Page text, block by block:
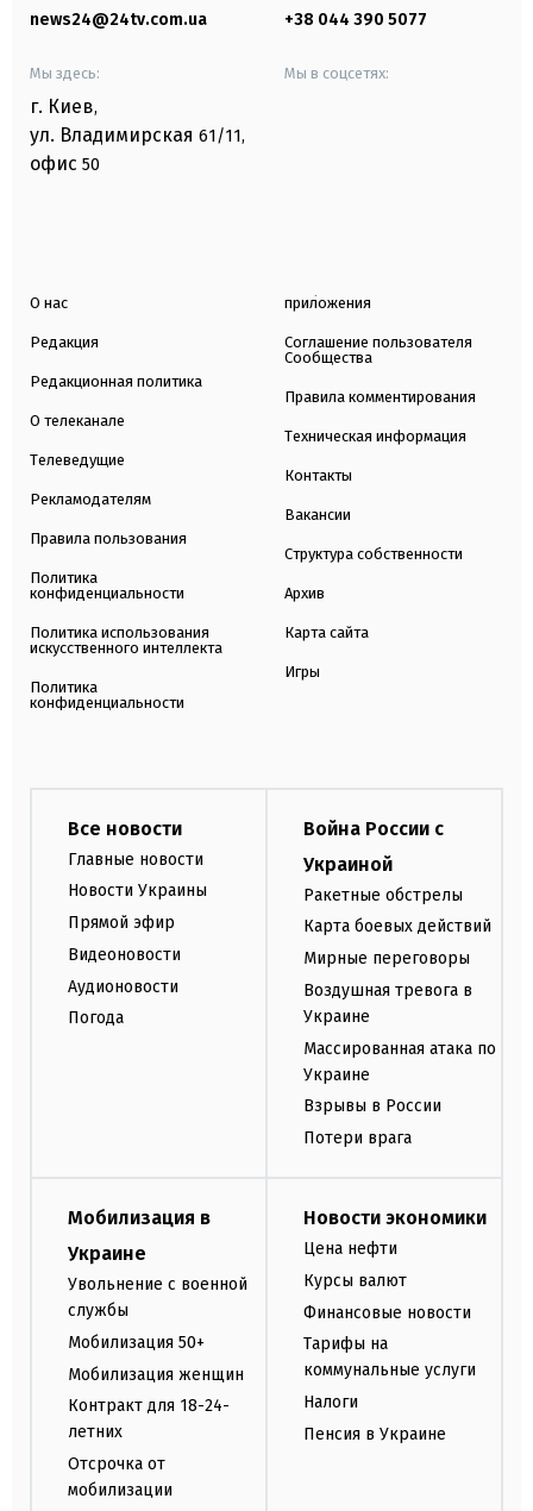
news24@24tv.com.ua +38 044 390 5077
Мы здесь:
г. Киев,
ул. Владимирская 61/11,
офис 50
Мы в соцсетях:
О нас
Редакция
Редакционная политика
О телеканале
Телеведущие
Рекламодателям
Правила пользования
Политика
конфиденциальности
Политика использования
искусственного интеллекта
Политика
конфиденциальности
приложения
Соглашение пользователя
Сообщества
Правила комментирования
Техническая информация
Контакты
Вакансии
Структура собственности
Архив
Карта сайта
Игры
Все новости
Главные новости
Новости Украины
Прямой эфир
Видеоновости
Аудионовости
Погода
Война России с
Украиной
Ракетные обстрелы
Карта боевых действий
Мирные переговоры
Воздушная тревога в
Украине
Массированная атака по
Украине
Взрывы в России
Потери врага
Мобилизация в
Украине
Увольнение с военной
службы
Мобилизация 50+
Мобилизация женщин
Контракт для 18-24-
летних
Отсрочка от
мобилизации
Новости экономики
Цена нефти
Курсы валют
Финансовые новости
Тарифы на
коммунальные услуги
Налоги
Пенсия в Украине